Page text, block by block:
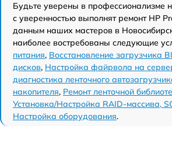
Будьте уверены в профессионализме
с уверенностью выполнят ремонт HP
данным наших мастеров в
наиболее востребованы следующие
питания, Восстановление загрузчика
дисков, Настройка файрвола на
диагностика ленточного
накопителя, Ремонт ленточной
Установка/Настройка RAID-массива,
Настройка оборудования.